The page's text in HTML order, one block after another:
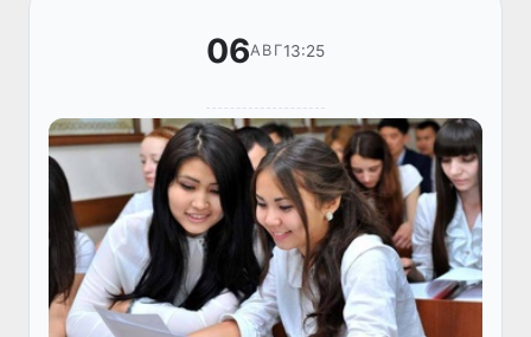
06АВГ13:25